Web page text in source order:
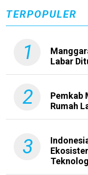
TERPOPULER
1
Labar
2
Pemkab
Rumah
3